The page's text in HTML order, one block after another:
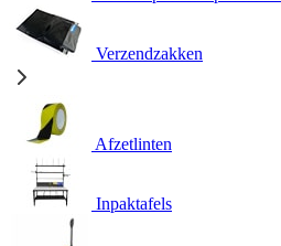
Verzendzakken
Afzetlinten
Inpaktafels